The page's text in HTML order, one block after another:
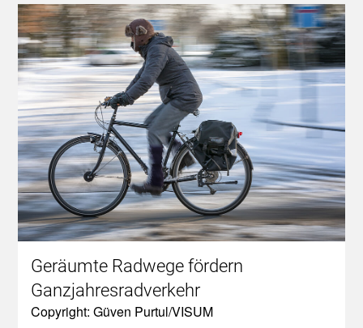
Geräumte Radwege fördern
Ganzjahresradverkehr
Copyright: Güven Purtul/VISUM